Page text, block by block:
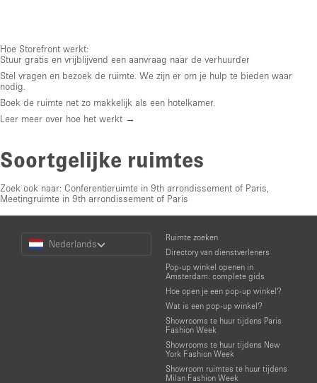
Hoe Storefront werkt:
Stuur gratis en vrijblijvend een aanvraag naar de verhuurder
Stel vragen en bezoek de ruimte. We zijn er om je hulp te bieden waar
nodig.
Boek de ruimte net zo makkelijk als een hotelkamer.
Leer meer over hoe het werkt →
Soortgelijke ruimtes
Zoek ook naar: Conferentieruimte in 9th arrondissement of Paris
Meetingruimte in 9th arrondissement of Paris
Choose
Language
Nederlands
Ruimte zoeken
Directory van dienstverleners
Pop-up winkel openen in
Amsterdam: complete gids
Hoe open je een pop-up winkel?
Wat is een pop-up winkel?
Showrooms te huur tijdens Paris
Fashion Week
Showrooms te huur tijdens New
York Fashion Week
Showroom ruimtes te huur tijdens
Milan Fashion Week